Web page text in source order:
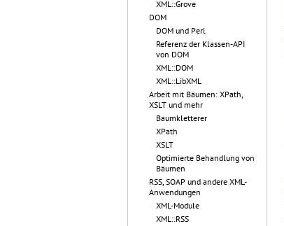
XML::Grove
DOM
DOM und Perl
Referenz der Klassen-API
von DOM
XML::DOM
XML::LibXML
Arbeit mit Bäumen: XPath,
XSLT und mehr
Baumkletterer
XPath
XSLT
Optimierte Behandlung von
Bäumen
RSS, SOAP und andere XML-
Anwendungen
XML-Module
XML::RSS